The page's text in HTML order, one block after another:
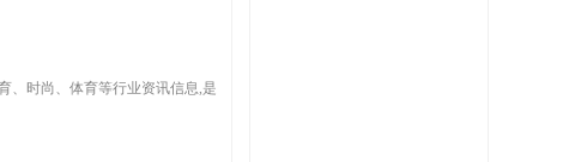
、时尚、体育等行业资讯信息,是